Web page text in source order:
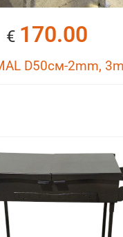
€ 170.00
D50см-2mm,